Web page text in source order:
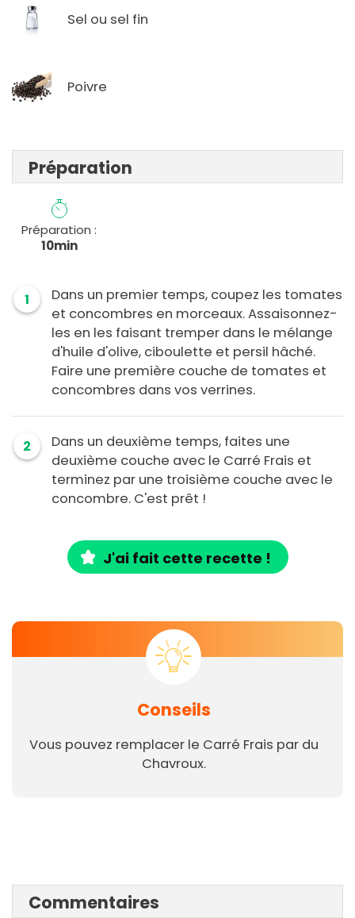
Sel ou sel fin
Poivre
Préparation
Préparation :
10min
1
Dans un premier temps, coupez les tomates
et concombres en morceaux. Assaisonnez-
les en les faisant tremper dans le mélange
d'huile d'olive, ciboulette et persil hâché.
Faire une première couche de tomates et
concombres dans vos verrines.
2
Dans un deuxième temps, faites une
deuxième couche avec le Carré Frais et
terminez par une troisième couche avec le
concombre. C'est prêt !
J'ai fait cette recette !
Conseils
Vous pouvez remplacer le Carré Frais par du
Chavroux.
Commentaires